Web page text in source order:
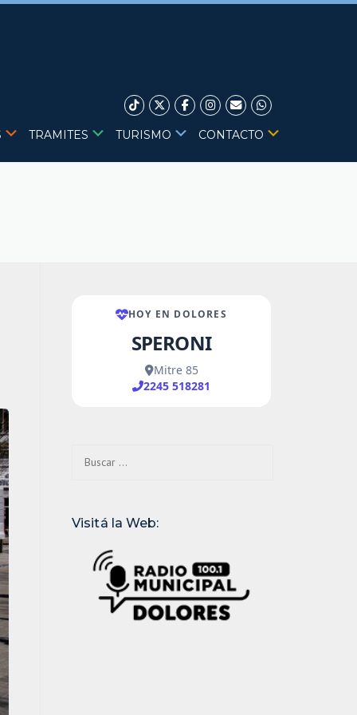
TRAMITES TURISMO CONTACTO
Visitá la Web: